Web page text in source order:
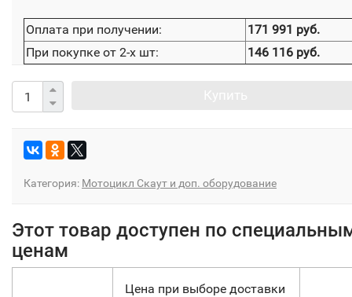
Оплата при получении:
171 991 руб.
При покупке от 2-х шт:
146 116 руб.
Категория: Мотоцикл Скаут и доп. оборудование
Этот товар доступен по
ценам
Цена при выборе доставки